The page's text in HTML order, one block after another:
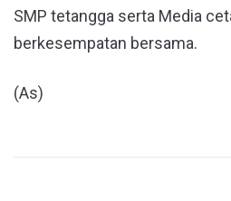
SMP tetangga serta Media
berkesempatan bersama.
(As)